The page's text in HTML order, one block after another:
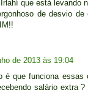
que está levando
de desvio
de 2013 às 19:04
é que funciona
salário extra